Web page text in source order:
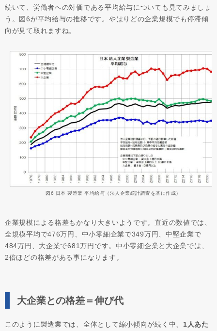
続いて、労働者への対価である平均給与についても見てみましょ
う。図6が平均給与の推移です。やはりどの企業規模でも停滞傾
向が見て取れますね。
図6 日本 製造業 平均給与（法人企業統計調査を基に作成）
企業規模による格差もかなり大きいようです。直近の数値では、
全規模平均で476万円、中小零細企業で349万円、中堅企業で
484万円、大企業で681万円です。中小零細企業と大企業では、
2倍ほどの格差がある事になります。
大企業との格差＝伸び代
このように製造業では、全体として縮小傾向が続く中、 1人あた